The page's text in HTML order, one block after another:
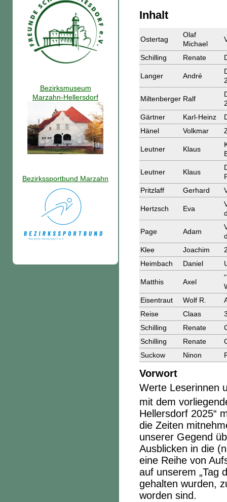
Inhalt
Ostertag
Olaf
Michael
Schilling Renate
Langer André
Miltenberger Ralf
Gärtner
Karl-Heinz
Hänel
Volkmar
Leutner Klaus
Leutner Klaus
Pritzlaff
Gerhard
Hertzsch Eva
Page Adam
Klee
Joachim
Heimbach
Daniel
Matthis Axel
Eisentraut
Wolf R.
Reise
Claas
Schilling
Renate
Schilling
Renate
Suckow
Ninon
Vorwort
Werte Leserinnen
mit dem
Hellersdorf 2025“
die Zeiten
unserer Gegend
Ausblicken in die
eine Reihe von
auf unserem „Tag
gehalten wurden,
worden sind.
Bezirksmuseum
Marzahn-Hellersdorf
Bezirkssportbund Marzahn